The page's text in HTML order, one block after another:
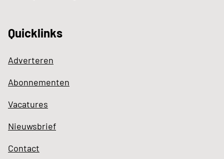
Quicklinks
Adverteren
Abonnementen
Vacatures
Nieuwsbrief
Contact